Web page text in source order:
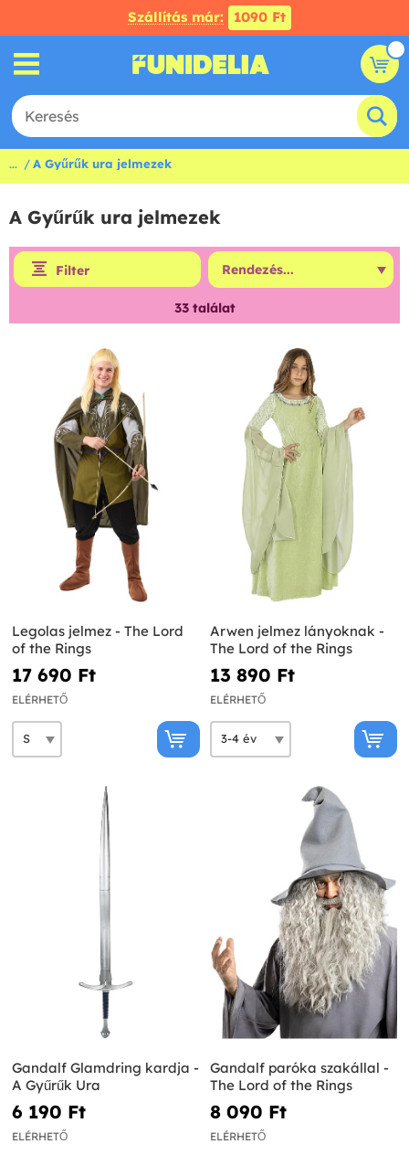
Szállítás már: 1090 Ft
... A Gyűrűk ura jelmezek
A Gyűrűk ura jelmezek
Filter
33találat
Legolas jelmez - The Lord
of the Rings
17 690 Ft‎
ELÉRHETŐ
Arwen jelmez lányoknak -
The Lord of the Rings
13 890 Ft‎
ELÉRHETŐ
Gandalf Glamdring kardja -
A Gyűrűk Ura
6 190 Ft‎
ELÉRHETŐ
Gandalf paróka szakállal -
The Lord of the Rings
8 090 Ft‎
ELÉRHETŐ